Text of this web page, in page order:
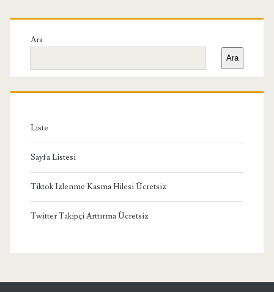
Birincil
Yan
Menü
Ara
Ara
Liste
Sayfa Listesi
Tiktok Izlenme Kasma Hilesi Ücretsiz
Twitter Takipçi Arttırma Ücretsiz